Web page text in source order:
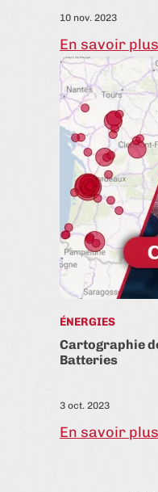
10 nov. 2023
En savoir plus
ÉNERGIES
Cartographie
Batteries
3 oct. 2023
En savoir plus